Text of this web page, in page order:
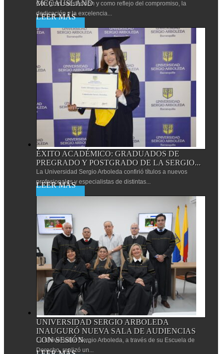
MCCAUSLAND
Con gran satisfacción y como reflejo del compromiso, la
dedicación y la excelencia...
ÉXITO ACADÉMICO: GRADUADOS DE
PREGRADO Y POSTGRADO DE LA SERGIO...
La Universidad Sergio Arboleda confirió títulos a nuevos
profesionales y especialistas de distintas...
UNIVERSIDAD SERGIO ARBOLEDA
INAUGURÓ NUEVA SALA DE AUDIENCIAS
CON SESIÓN...
La Universidad Sergio Arboleda, a través de su Escuela de
Derecho, realizó un...